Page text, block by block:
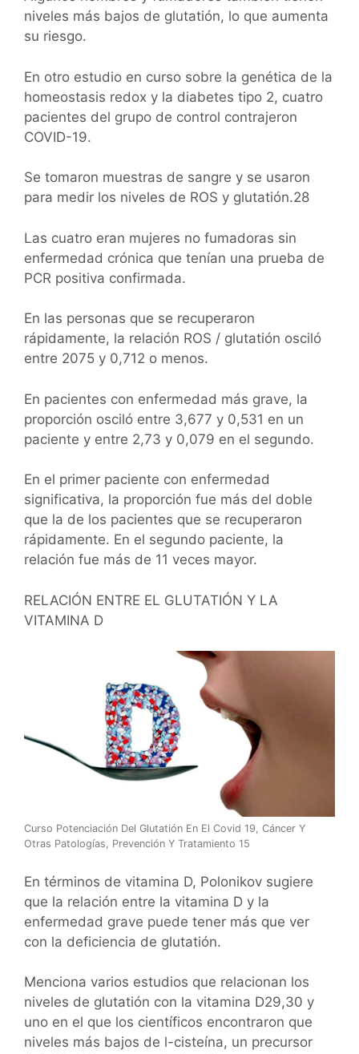
niveles más bajos de glutatión, lo que aumenta
su riesgo.
En otro estudio en curso sobre la genética de la
homeostasis redox y la diabetes tipo 2, cuatro
pacientes del grupo de control contrajeron
COVID-19.
Se tomaron muestras de sangre y se usaron
para medir los niveles de ROS y glutatión.28
Las cuatro eran mujeres no fumadoras sin
enfermedad crónica que tenían una prueba de
PCR positiva confirmada.
En las personas que se recuperaron
rápidamente, la relación ROS / glutatión osciló
entre 2075 y 0,712 o menos.
En pacientes con enfermedad más grave, la
proporción osciló entre 3,677 y 0,531 en un
paciente y entre 2,73 y 0,079 en el segundo.
En el primer paciente con enfermedad
significativa, la proporción fue más del doble
que la de los pacientes que se recuperaron
rápidamente. En el segundo paciente, la
relación fue más de 11 veces mayor.
RELACIÓN ENTRE EL GLUTATIÓN Y LA
VITAMINA D
Curso Potenciación Del Glutatión En El Covid 19, Cáncer Y
Otras Patologías, Prevención Y Tratamiento 15
En términos de vitamina D, Polonikov sugiere
que la relación entre la vitamina D y la
enfermedad grave puede tener más que ver
con la deficiencia de glutatión.
Menciona varios estudios que relacionan los
niveles de glutatión con la vitamina D29,30 y
uno en el que los científicos encontraron que
niveles más bajos de l-cisteína, un precursor